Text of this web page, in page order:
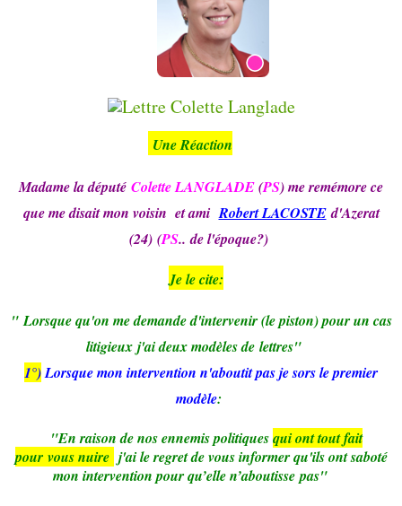
Une Réaction
Madame la député Colette LANGLADE(PS) me remémore ce
que me disait mon voisin et ami Robert LACOSTE d'Azerat
(24) (PS..de l'époque?)
Je le cite:
"Lorsque qu'on me demande d'intervenir (le piston) pour un cas
litigieux j'ai deux modèles de lettres"
1°)Lorsque mon intervention n'aboutit pas je sors le premier
modèle:
"En raison de nos ennemis politiquesqui ont tout fait
pour vous nuire j'ai le regret de vous informer qu'ils ont saboté
mon intervention pour qu’elle n’aboutisse pas"